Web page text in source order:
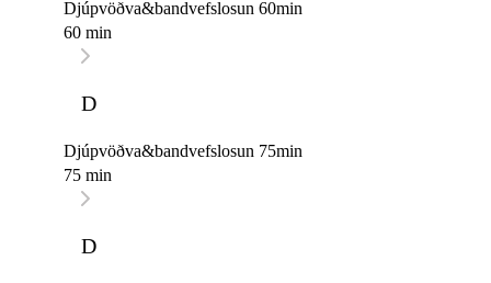
Djúpvöðva&bandvefslosun 60min
60 min
D
Djúpvöðva&bandvefslosun 75min
75 min
D